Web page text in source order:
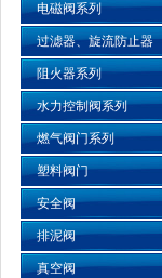
电磁阀系列
过滤器、旋流防止器
阻火器系列
水力控制阀系列
燃气阀门系列
塑料阀门
安全阀
排泥阀
真空阀